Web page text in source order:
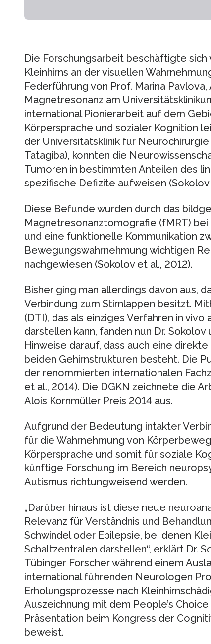
Die Forschungsarbeit beschäftigte
Kleinhirns an der visuellen
Federführung von Prof. Marina
Magnetresonanz am
international Pionierarbeit auf dem
Körpersprache und sozialer Kognition
der Universitätsklinik für
Tatagiba), konnten die
Tumoren in bestimmten Anteilen des
spezifische Defizite aufweisen (Sokolov
Diese Befunde wurden durch das
Magnetresonanztomografie (fMRT)
und eine funktionelle Kommunikation
Bewegungswahrnehmung wichtigen
nachgewiesen (Sokolov et al., 2012).
Bisher ging man allerdings davon aus,
Verbindung zum Stirnlappen besitzt.
(DTI), das als einziges Verfahren in
darstellen kann, fanden nun Dr.
Hinweise darauf, dass auch eine
beiden Gehirnstrukturen besteht. Die
der renommierten internationalen
et al., 2014). Die DGKN zeichnete die
Alois Kornmüller Preis 2014 aus.
Aufgrund der Bedeutung intakter
für die Wahrnehmung von
Körpersprache und somit für soziale
künftige Forschung im Bereich
Autismus richtungweisend werden.
„Darüber hinaus ist diese neue
Relevanz für Verständnis und
Schwindel oder Epilepsie, bei denen
Schaltzentralen darstellen“, erklärt Dr.
Tübinger Forscher während einem
international führenden Neurologen
Erholungsprozesse nach
Auszeichnung mit dem People’s
Präsentation beim Kongress der
beweist.